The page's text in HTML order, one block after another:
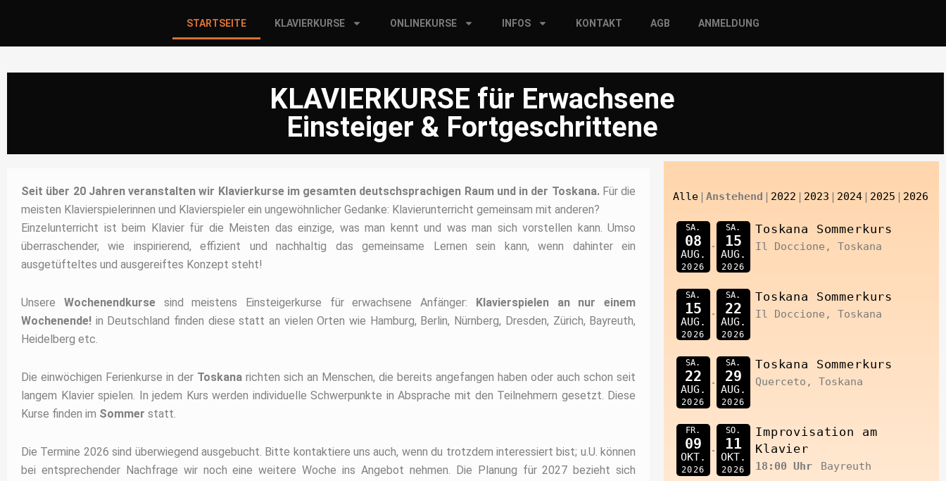
STARTSEITE KLAVIERKURSE ONLINEKURSE INFOS KONTAKT AGB ANMELDUNG
KLAVIERKURSE für Erwachsene
Einsteiger & Fortgeschrittene
Seit über 20 Jahren veranstalten wir Klavierkurse im gesamten deutschsprachigen Raum und in der Toskana. Für die
meisten Klavierspielerinnen und Klavierspieler ein ungewöhnlicher Gedanke: Klavierunterricht gemeinsam mit anderen?
Einzelunterricht ist beim Klavier für die Meisten das einzige, was man kennt und was man sich vorstellen kann. Umso
überraschender, wie inspirierend, effizient und nachhaltig das gemeinsame Lernen sein kann, wenn dahinter ein
ausgetüfteltes und ausgereiftes Konzept steht!
Unsere Wochenendkurse sind meistens Einsteigerkurse für erwachsene Anfänger: Klavierspielen an nur einem
Wochenende! in Deutschland finden diese statt an vielenOrten wie Hamburg, Berlin, Nürnberg, Dresden, Zürich, Bayreuth,
Heidelberg etc.
Die einwöchigen Ferienkurse in der Toskanarichten sich an Menschen, die bereits angefangen haben oder auch schon seit
langem Klavier spielen. In jedem Kurs werden individuelle Schwerpunkte in Absprache mit den Teilnehmern gesetzt. Diese
Kurse finden im Sommer statt.
Die Termine 2026 sind überwiegend ausgebucht. Bitte kontaktiere uns auch, wenn du trotzdem interessiert bist; u.U. können
bei entsprechender Nachfrage wir noch eine weitere Woche ins Angebot nehmen. Die Planung für 2027 bezieht sich
Alle Anstehend 2022 2023 2024 2025 2026
SA.
08
AUG.
2026
SA.
15
AUG.
2026
Toskana Sommerkurs
Il Doccione, Toskana
SA.
15
AUG.
2026
SA.
22
AUG.
2026
Toskana Sommerkurs
Il Doccione, Toskana
SA.
22
AUG.
2026
SA.
29
AUG.
2026
Toskana Sommerkurs
Querceto, Toskana
FR.
09
OKT.
2026
SO.
11
OKT.
2026
Improvisation am
Klavier
18:00 Uhr Bayreuth